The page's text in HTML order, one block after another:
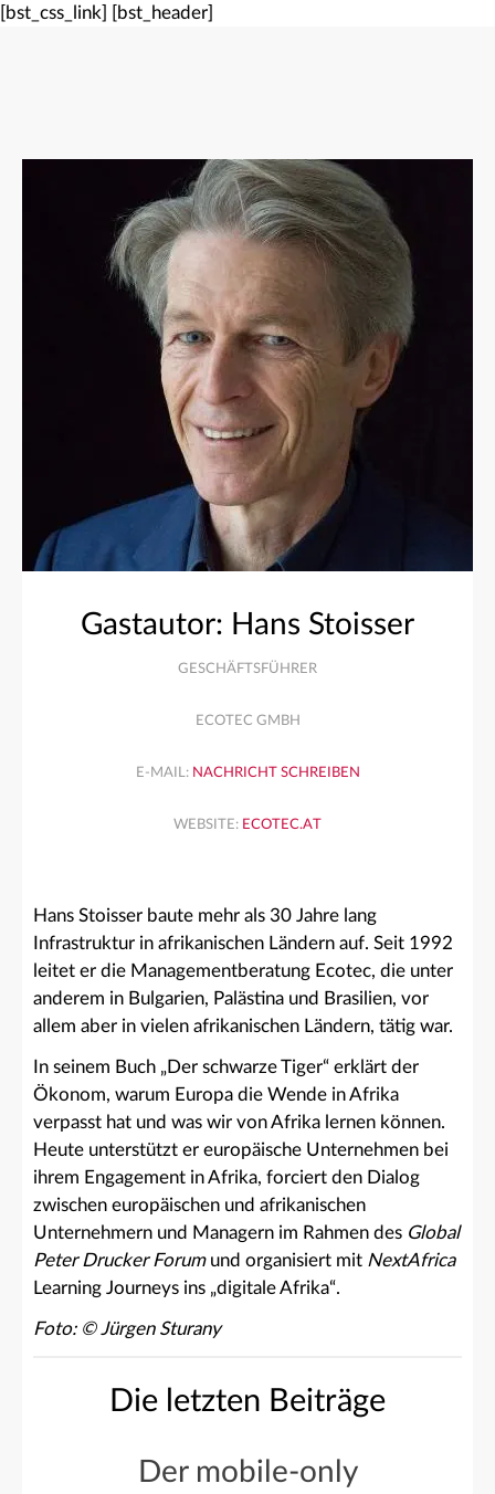
[bst_css_link] [bst_header]
Gastautor: Hans Stoisser
GESCHÄFTSFÜHRER
ECOTEC GMBH
E-MAIL: NACHRICHT SCHREIBEN
WEBSITE: ECOTEC.AT
Hans Stoisser baute mehr als 30 Jahre lang
Infrastruktur in afrikanischen Ländern auf. Seit 1992
leitet er die Managementberatung Ecotec, die unter
anderem in Bulgarien, Palästina und Brasilien, vor
allem aber in vielen afrikanischen Ländern, tätig war.
In seinem Buch „Der schwarze Tiger“ erklärt der
Ökonom, warum Europa die Wende in Afrika
verpasst hat und was wir von Afrika lernen können.
Heute unterstützt er europäische Unternehmen bei
ihrem Engagement in Afrika, forciert den Dialog
zwischen europäischen und afrikanischen
Unternehmern und Managern im Rahmen des Global
Peter Drucker Forumund organisiert mit NextAfrica
Learning Journeys ins „digitale Afrika“.
Foto: © Jürgen Sturany
Die letzten Beiträge
Der mobile-only